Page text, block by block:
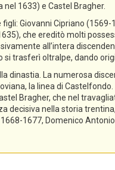
1633) e Castel Bragher.
Giovanni Cipriano
che ereditò molti
all’intera
trasferì oltralpe, dando
dinastia. La numerosa
la linea di
Bragher, che nel
decisiva nella storia
1677, Domenico